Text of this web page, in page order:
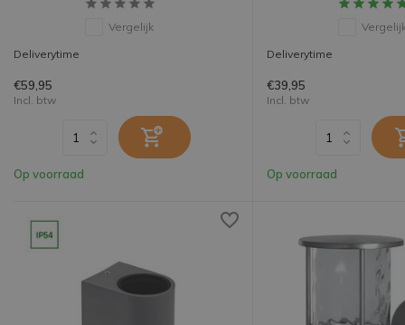
Vergelijk
Deliverytime
€59,95
Incl. btw
Op voorraad
Deliverytime
€39,95
Incl. btw
Op voorraad